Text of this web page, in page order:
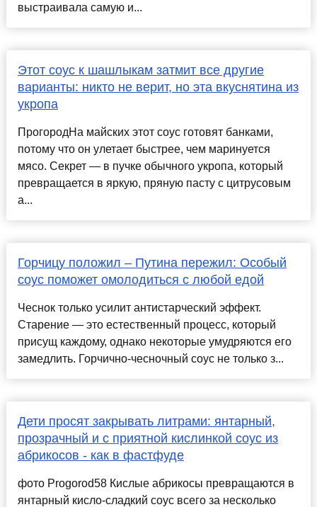
выстраивала самую и...
Этот соус к шашлыкам затмит все другие
варианты: никто не верит, но эта вкуснятина из
укропа
ПрогородНа майских этот соус готовят банками,
потому что он улетает быстрее, чем маринуется
мясо. Секрет — в пучке обычного укропа, который
превращается в яркую, пряную пасту с цитрусовым
а...
Горчицу положил – Путина пережил: Особый
соус поможет омолодиться с любой едой
Чеснок только усилит антистарческий эффект.
Старение — это естественный процесс, который
присущ каждому, однако некоторые умудряются его
замедлить. Горчично-чесночный соус не только з...
Дети просят закрывать литрами: янтарный,
прозрачный и с приятной кислинкой соус из
абрикосов - как в фастфуде
фото Progorod58 Кислые абрикосы превращаются в
янтарный кисло-сладкий соус всего за несколько